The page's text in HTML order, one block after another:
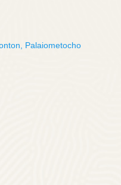
Palaiometocho